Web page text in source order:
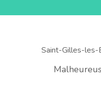
Saint-Gilles-les-